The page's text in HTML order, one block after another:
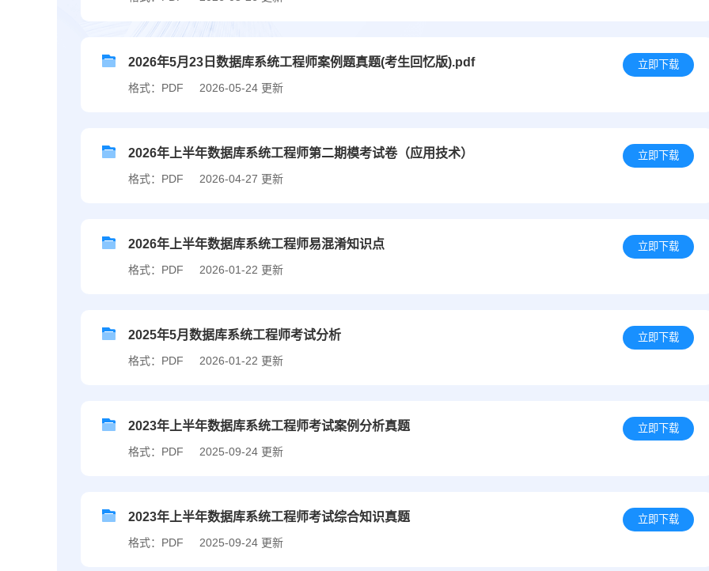
2026年5月23日数据库系统工程师案例题真题(考生回忆版).pdf
格式：PDF 2026-05-24 更新
立即下载
2026年上半年数据库系统工程师第二期模考试卷（应用技术）
格式：PDF 2026-04-27 更新
立即下载
2026年上半年数据库系统工程师易混淆知识点
格式：PDF 2026-01-22 更新
立即下载
2025年5月数据库系统工程师考试分析
格式：PDF 2026-01-22 更新
立即下载
2023年上半年数据库系统工程师考试案例分析真题
格式：PDF 2025-09-24 更新
立即下载
2023年上半年数据库系统工程师考试综合知识真题
格式：PDF 2025-09-24 更新
立即下载